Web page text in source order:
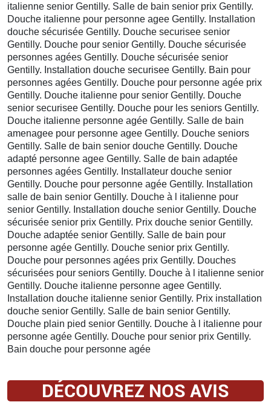
italienne senior Gentilly. Salle de bain senior prix Gentilly.
Douche italienne pour personne agee Gentilly. Installation
douche sécurisée Gentilly. Douche securisee senior
Gentilly. Douche pour senior Gentilly. Douche sécurisée
personnes agées Gentilly. Douche sécurisée senior
Gentilly. Installation douche securisee Gentilly. Bain pour
personnes agées Gentilly. Douche pour personne agée prix
Gentilly. Douche italienne pour senior Gentilly. Douche
senior securisee Gentilly. Douche pour les seniors Gentilly.
Douche italienne personne agée Gentilly. Salle de bain
amenagee pour personne agee Gentilly. Douche seniors
Gentilly. Salle de bain senior douche Gentilly. Douche
adapté personne agee Gentilly. Salle de bain adaptée
personnes agées Gentilly. Installateur douche senior
Gentilly. Douche pour personne agée Gentilly. Installation
salle de bain senior Gentilly. Douche à l italienne pour
senior Gentilly. Installation douche senior Gentilly. Douche
sécurisée senior prix Gentilly. Prix douche senior Gentilly.
Douche adaptée senior Gentilly. Salle de bain pour
personne agée Gentilly. Douche senior prix Gentilly.
Douche pour personnes agées prix Gentilly. Douches
sécurisées pour seniors Gentilly. Douche à l italienne senior
Gentilly. Douche italienne personne agee Gentilly.
Installation douche italienne senior Gentilly. Prix installation
douche senior Gentilly. Salle de bain senior Gentilly.
Douche plain pied senior Gentilly. Douche à l italienne pour
personne agée Gentilly. Douche pour senior prix Gentilly.
Bain douche pour personne agée
DÉCOUVREZ NOS AVIS